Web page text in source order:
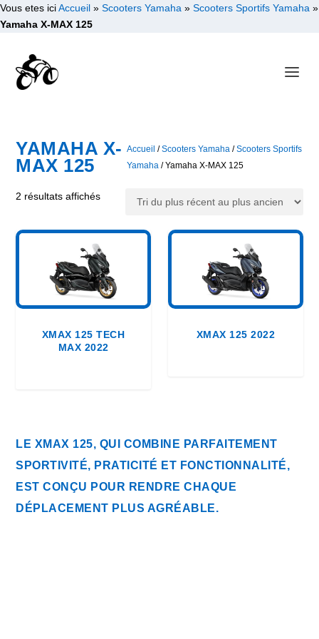
Vous etes iciAccueil » Scooters Yamaha » Scooters Sportifs Yamaha »
Yamaha X-MAX 125
YAMAHA X-
MAX 125
Accueil /Scooters Yamaha /Scooters Sportifs
Yamaha / Yamaha X-MAX 125
2 résultats affichésT
i
d
u
p
l
s
t
p
l
XMAX 125 TECH
MAX 2022
XMAX 125 2022
LE XMAX 125, QUI COMBINE PARFAITEMENT
SPORTIVITÉ, PRATICITÉ ET FONCTIONNALITÉ,
EST CONÇU POUR RENDRE CHAQUE
DÉPLACEMENT PLUS AGRÉABLE.